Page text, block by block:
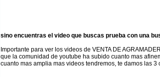
sino encuentras el video que buscas prueba con una
Importante para ver los videos de VENTA DE
que la comunidad de youtube ha subido cuanto mas
cuanto mas amplia mas videos tendremos, te damos las 3